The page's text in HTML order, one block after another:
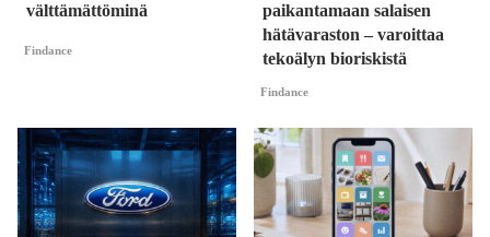
välttämättöminä
Findance
paikantamaan salaisen
hätävaraston – varoittaa
tekoälyn bioriskistä
Findance